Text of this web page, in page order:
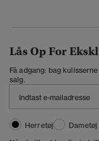
Lås Op For
Få adgang: bag
salg.
Herretøj
Dametøj